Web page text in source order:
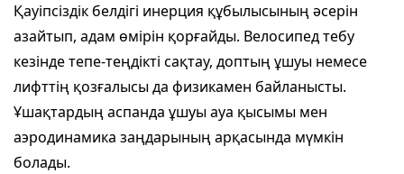
Қауіпсіздік белдігі инерция құбылысының әсерін
азайтып, адам өмірін қорғайды. Велосипед тебу
кезінде тепе-теңдікті сақтау, доптың ұшуы немесе
лифттің қозғалысы да физикамен байланысты.
Ұшақтардың аспанда ұшуы ауа қысымы мен
аэродинамика заңдарының арқасында мүмкін
болады.